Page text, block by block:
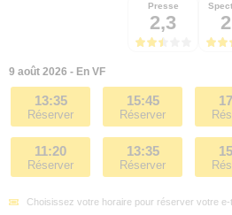
Presse
2,3
9 août 2026 - En VF
13:35
Réserver
15:45
Réserver
11:20
Réserver
13:35
Réserver
Choisissez votre horaire pour réserver votre e-